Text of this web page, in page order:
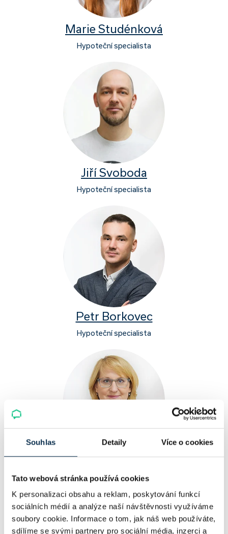
Souhlas Detaily Více o cookies
Tato webová stránka používá cookies
K personalizaci obsahu a reklam, poskytování funkcí
sociálních médií a analýze naší návštěvnosti využíváme
soubory cookie. Informace o tom, jak náš web používáte,
sdílíme se svými partnery pro sociální média, inzerci a
Marie Studénková
Hypoteční specialista
Jiří Svoboda
Hypoteční specialista
Petr Borkovec
Hypoteční specialista
Monika Čejková
Zpracovatel hypotečních úvěrů